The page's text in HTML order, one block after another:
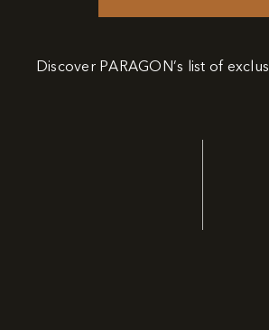
Discover PARAGON’s list of